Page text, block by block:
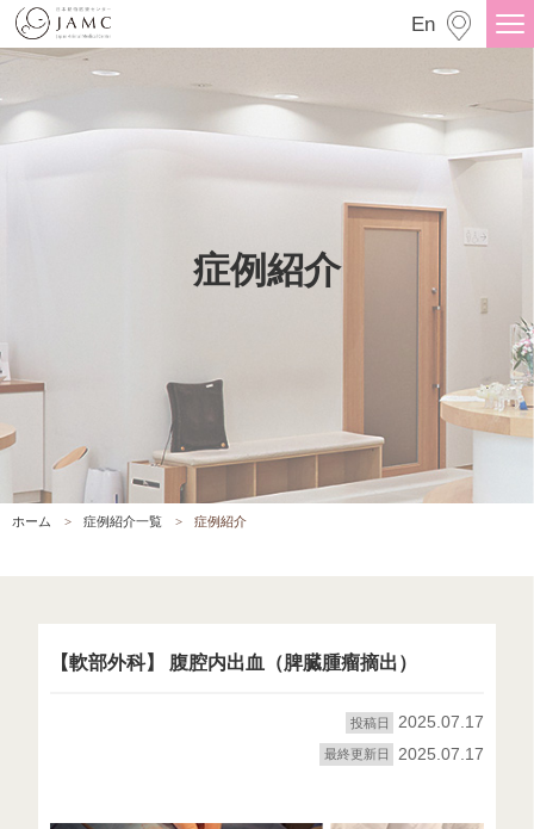
En
症例紹介
症例紹介
ホーム 症例紹介一覧 症例紹介
【軟部外科】 腹腔内出血（脾臓腫瘤摘出）
投稿日 2025.07.17
最終更新日 2025.07.17